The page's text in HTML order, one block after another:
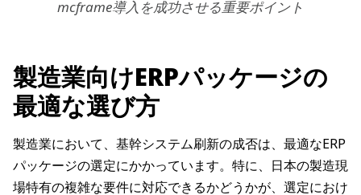
mcframe導入を成功させる重要ポイント
製造業向けERPパッケージの
最適な選び方
製造業において、基幹システム刷新の成否は、最適なERP
パッケージの選定にかかっています。特に、日本の製造現
場特有の複雑な要件に対応できるかどうかが、選定におけ